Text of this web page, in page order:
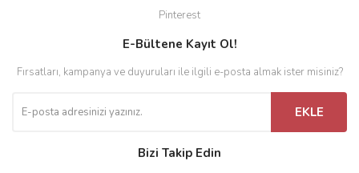
Pinterest
E-Bültene Kayıt Ol!
Fırsatları, kampanya ve duyuruları ile ilgili e-posta almak ister misiniz?
EKLE
Bizi Takip Edin